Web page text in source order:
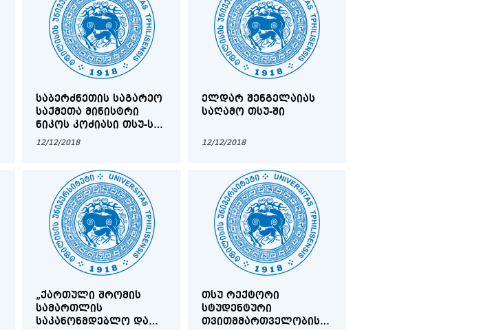
ᲡᲐᲑᲔᲠᲫᲜᲔᲗᲘᲡ ᲡᲐᲒᲐᲠᲔᲝ
ᲡᲐᲥᲛᲔᲗᲐ ᲛᲘᲜᲘᲡᲢᲠᲘ
ᲜᲘᲙᲝᲡ ᲙᲝᲫᲘᲐᲡᲘ ᲗᲡᲣ-Ს
ᲔᲬᲕᲘᲐ
12/12/2018
ᲔᲚᲓᲐᲠ ᲨᲔᲜᲒᲔᲚᲐᲘᲐᲡ
ᲡᲐᲦᲐᲛᲝ ᲗᲡᲣ-ᲨᲘ
12/12/2018
„ᲥᲐᲠᲗᲣᲚᲘ ᲨᲠᲝᲛᲘᲡ
ᲡᲐᲛᲐᲠᲗᲚᲘᲡ
ᲡᲐᲙᲐᲜᲝᲜᲛᲓᲔᲑᲚᲝ ᲓᲐ
ᲗᲡᲣ ᲠᲔᲥᲢᲝᲠᲘ
ᲡᲢᲣᲓᲔᲜᲢᲣᲠᲘ
ᲗᲕᲘᲗᲛᲛᲐᲠᲗᲕᲔᲚᲝᲑᲘᲡ